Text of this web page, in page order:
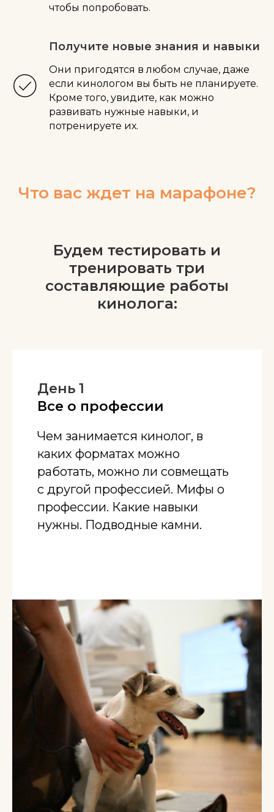
чтобы попробовать.
Получите новые знания и навыки
Они пригодятся в любом случае, даже
если кинологом вы быть не планируете.
Кроме того, увидите, как можно
развивать нужные навыки, и
потренируете их.
Что вас ждет на марафоне?
Будем тестировать и
тренировать три
составляющие работы
кинолога:
День 1
Все о профессии
Чем занимается кинолог, в
каких форматах можно
работать, можно ли совмещать
с другой профессией. Мифы о
профессии. Какие навыки
нужны. Подводные камни.